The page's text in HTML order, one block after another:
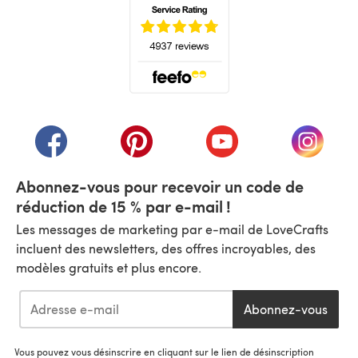
(s'ouvre dans un nouvel onglet)
(s'ouvre dans un nouvel onglet)
(s'ouvre dans un(s'ouvre
Abonnez-vous pour recevoir un code de
réduction de 15 % par e-mail !
Les messages de marketing par e-mail de LoveCrafts
incluent des newsletters, des offres incroyables, des
modèles gratuits et plus encore.
Abonnez-vous
Vous pouvez vous désinscrire en cliquant sur le lien de désinscription